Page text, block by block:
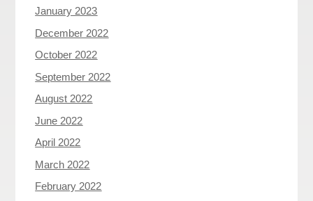
January 2023
December 2022
October 2022
September 2022
August 2022
June 2022
April 2022
March 2022
February 2022